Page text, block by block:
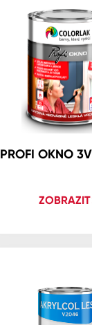
PROFI OKNO
ZOBRAZIT